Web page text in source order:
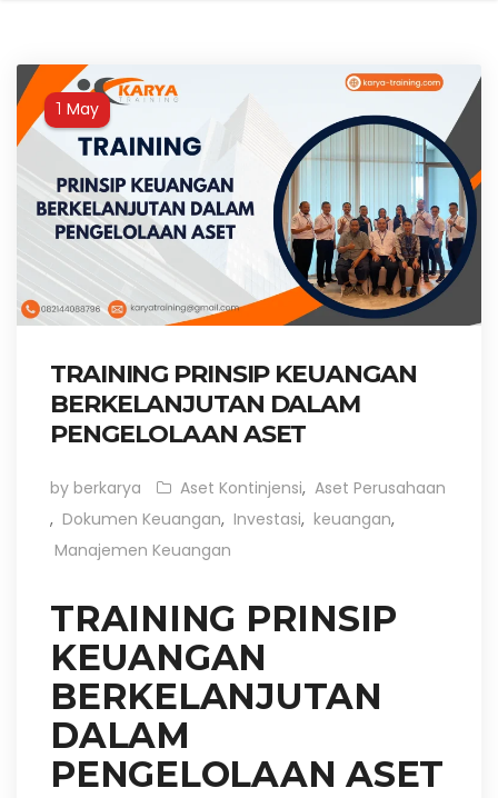
1 May
TRAINING PRINSIP KEUANGAN
BERKELANJUTAN DALAM
PENGELOLAAN ASET
by berkarya Aset Kontinjensi, Aset Perusahaan
, Dokumen Keuangan, Investasi, keuangan,
Manajemen Keuangan
TRAINING PRINSIP
KEUANGAN
BERKELANJUTAN
DALAM
PENGELOLAAN ASET